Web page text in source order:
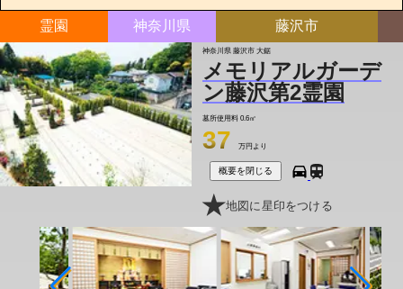
霊園 神奈川県 藤沢市
神奈川県 藤沢市 大鋸
メモリアルガーデ
ン藤沢第2霊園
墓所使用料 0.6㎡
37 万円より
概要を閉じる
地図に星印をつける